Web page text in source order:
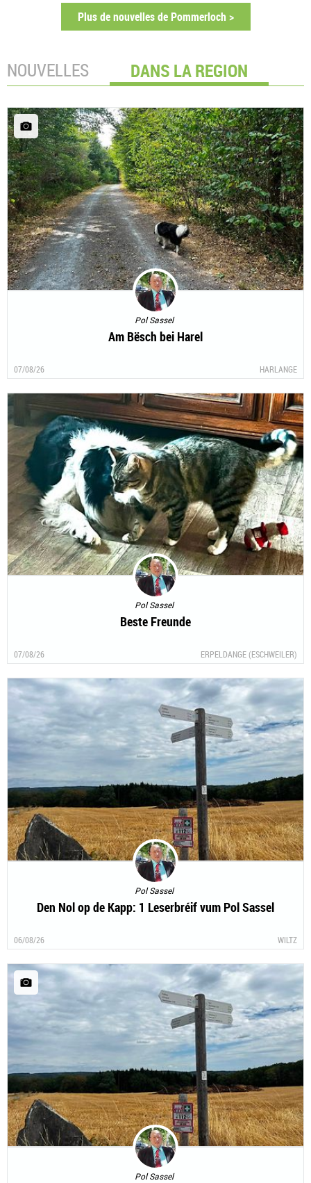
Plus de nouvelles de Pommerloch >
NOUVELLES DANS LA REGION
Pol Sassel
Am Bësch bei Harel
07/08/26 HARLANGE
Pol Sassel
Beste Freunde
07/08/26 ERPELDANGE (ESCHWEILER)
Pol Sassel
Den Nol op de Kapp: 1 Leserbréif vum Pol Sassel
06/08/26 WILTZ
Pol Sassel